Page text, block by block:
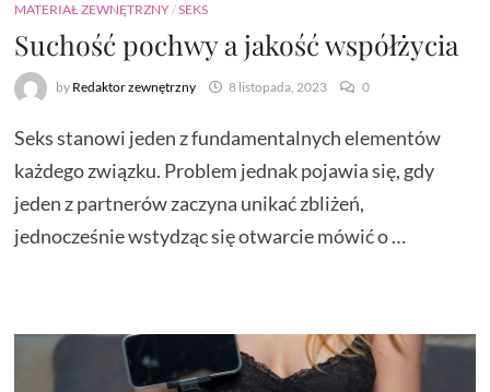
MATERIAŁ ZEWNĘTRZNY/SEKS
Suchość pochwy a jakość współżycia
by Redaktor zewnętrzny 8 listopada, 2023 0
Seks stanowi jeden z fundamentalnych elementów
każdego związku. Problem jednak pojawia się, gdy
jeden z partnerów zaczyna unikać zbliżeń,
jednocześnie wstydząc się otwarcie mówić o …